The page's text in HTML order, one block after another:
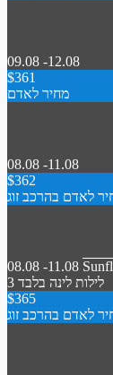
09.08 -12.08
$361
מחיר לאדם
08.08 -11.08
$362
לאדם בהרכב זוג
08.08 -11.08
3 לילות לינה בלבד
$365
לאדם בהרכב זוג